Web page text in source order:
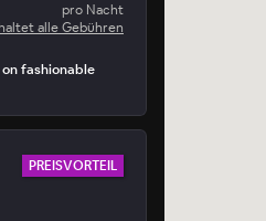
pro Nacht
alle Gebühren
fashionable
PREISVORTEIL